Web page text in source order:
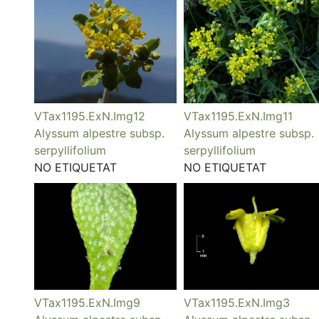
VTax1195.ExN.Img12
Alyssum alpestre subsp.
serpyllifolium
NO ETIQUETAT
VTax1195.ExN.Img11
Alyssum alpestre subsp.
serpyllifolium
NO ETIQUETAT
VTax1195.ExN.Img9
VTax1195.ExN.Img3